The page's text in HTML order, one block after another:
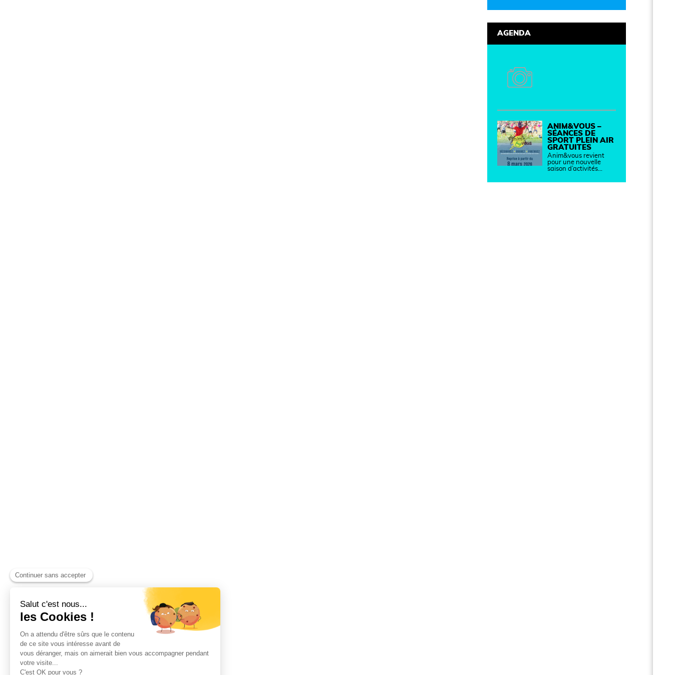
AGENDA
ANIM&VOUS –
SÉANCES DE
SPORT PLEIN AIR
GRATUITES
Anim&vous revient
pour une nouvelle
saison d’activités…